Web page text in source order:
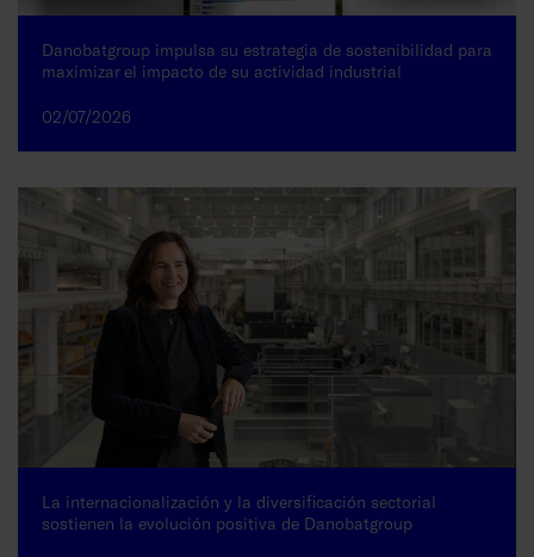
Danobatgroup impulsa su estrategia de sostenibilidad para
maximizar el impacto de su actividad industrial
02/07/2026
La internacionalización y la diversificación sectorial
sostienen la evolución positiva de Danobatgroup